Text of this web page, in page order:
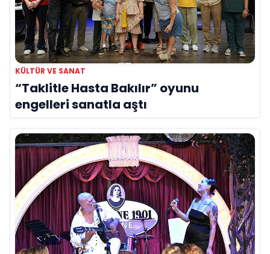
KÜLTÜR VE SANAT
“Taklitle Hasta Bakılır” oyunu
engelleri sanatla aştı